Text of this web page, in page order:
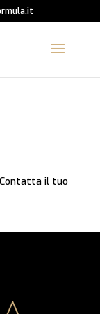
il tuo